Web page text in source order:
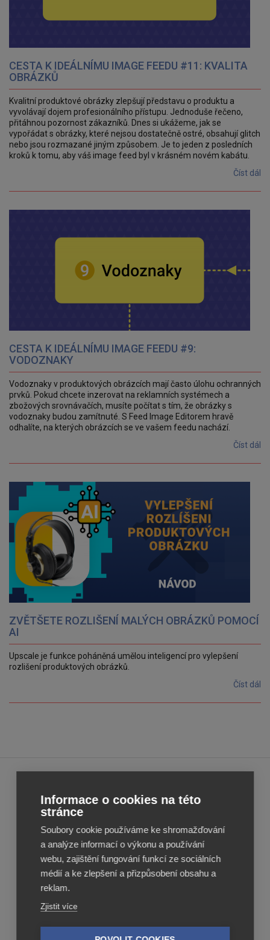
CESTA K IDEÁLNÍMU IMAGE FEEDU #11: KVALITA
OBRÁZKŮ
Kvalitní produktové obrázky zlepšují představu o produktu a
vyvolávají dojem profesionálního přístupu. Jednoduše řečeno,
přitáhnou pozornost zákazníků. Dnes si ukážeme, jak se
vypořádat s obrázky, které nejsou dostatečně ostré, obsahují glitch
nebo jsou rozmazané jiným způsobem. Je to jeden z posledních
kroků k tomu, aby váš image feed byl v krásném novém kabátu.
Číst dál
CESTA K IDEÁLNÍMU IMAGE FEEDU #9:
VODOZNAKY
Vodoznaky v produktových obrázcích mají často úlohu ochranných
prvků. Pokud chcete inzerovat na reklamních systémech a
zbožových srovnávačích, musíte počítat s tím, že obrázky s
vodoznaky budou zamítnuté. S Feed Image Editorem hravě
odhalíte, na kterých obrázcích se ve vašem feedu nachází.
Číst dál
ZVĚTŠETE ROZLIŠENÍ MALÝCH OBRÁZKŮ POMOCÍ
AI
Upscale je funkce poháněná umělou inteligencí pro vylepšení
rozlišení produktových obrázků.
Číst dál
Image
Reviews
Image
Reviews
Informace o cookies na této
stránce
Soubory cookie používáme ke shromažďování
a analýze informací o výkonu a používání
webu, zajištění fungování funkcí ze sociálních
médií a ke zlepšení a přizpůsobení obsahu a
reklam.
Zjistit více